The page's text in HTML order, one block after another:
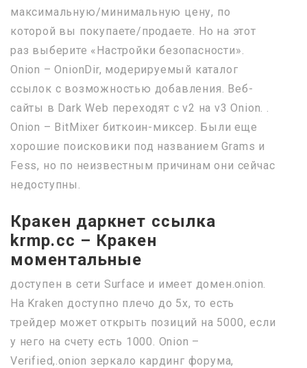
максимальную/минимальную цену, по
которой вы покупаете/продаете. Но на этот
раз выберите «Настройки безопасности».
Onion – OnionDir, модерируемый каталог
ссылок с возможностью добавления. Веб-
сайты в Dark Web переходят с v2 на v3 Onion. .
Onion – BitMixer биткоин-миксер. Были еще
хорошие поисковики под названием Grams и
Fess, но по неизвестным причинам они сейчас
недоступны.
Кракен даркнет ссылка
krmp.cc – Кракен
моментальные
доступен в сети Surface и имеет домен.onion.
На Kraken доступно плечо до 5х, то есть
трейдер может открыть позиций на 5000, если
у него на счету есть 1000. Onion –
Verified,.onion зеркало кардинг форума,